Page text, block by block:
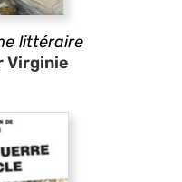
littéraire
Virginie